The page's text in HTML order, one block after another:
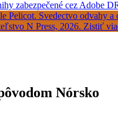
zabezpečené cez Adobe
Nórsko